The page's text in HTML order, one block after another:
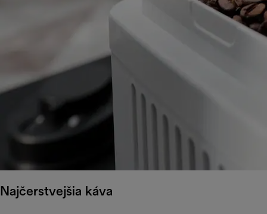
Najčerstvejšia káva